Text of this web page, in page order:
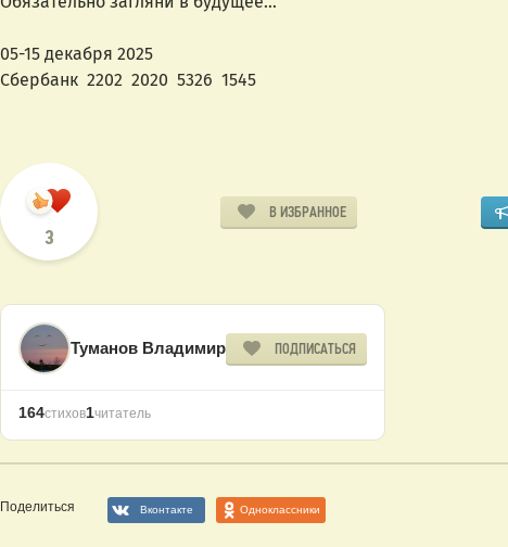
05-15 декабря 2025
Сбербанк  2202  2020  5326  1545
3
В ИЗБРАННОЕ
Туманов Владимир ПОДПИСАТЬСЯ
164стихов1читатель
Поделиться Вконтакте Одноклассники